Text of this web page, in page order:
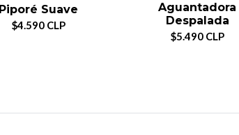
Piporé Suave
$4.590 CLP
Aguantadora
Despalada
$5.490 CLP